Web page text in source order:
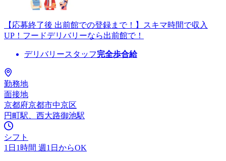
【応募終了後 出前館での登録まで！】スキマ時間で収入
UP！フードデリバリーなら出前館で！
デリバリースタッフ完全歩合給
勤務地
面接地
京都府京都市中京区
円町駅、西大路御池駅
シフト
1日1時間 週1日からOK